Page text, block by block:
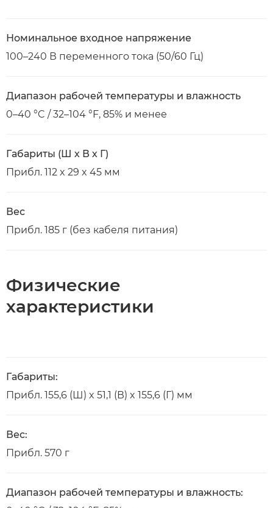
Номинальное входное напряжение
100–240 В переменного тока (50/60 Гц)
Диапазон рабочей температуры и влажность
0–40 °C / 32–104 °F, 85% и менее
Габариты (Ш х В х Г)
Прибл. 112 x 29 x 45 мм
Вес
Прибл. 185 г (без кабеля питания)
Физические
характеристики
Габариты:
Прибл. 155,6 (Ш) x 51,1 (В) x 155,6 (Г) мм
Вес:
Прибл. 570 г
Диапазон рабочей температуры и влажность: